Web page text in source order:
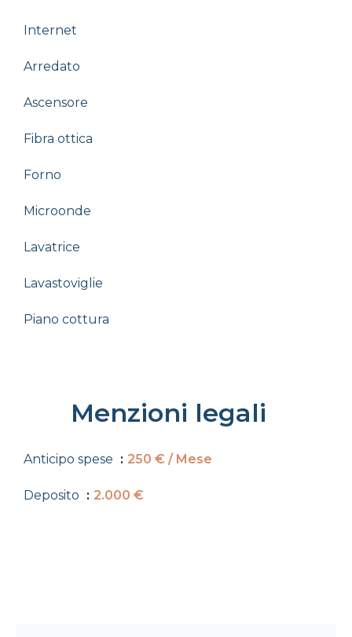
Internet
Arredato
Ascensore
Fibra ottica
Forno
Microonde
Lavatrice
Lavastoviglie
Piano cottura
Menzioni legali
Anticipo spese 250 € / Mese
Deposito 2.000 €